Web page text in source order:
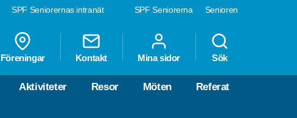
SPF Seniorerna Senioren
SPF Seniorernas intranät
Föreningar Kontakt Mina sidor Sök
Aktiviteter Resor Möten Referat